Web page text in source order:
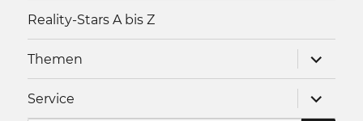
Reality-Stars A bis Z
Themen
anzeigen
Service
anzeigen